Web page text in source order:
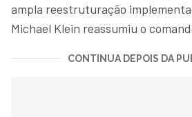
ampla reestruturação
Michael Klein reassumiu o
CONTINUA DEPOIS DA